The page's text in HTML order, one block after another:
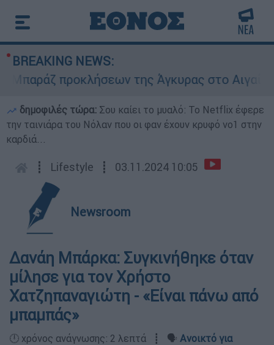
BREAKING NEWS:
προκλήσεων της Άγκυρας στο Αιγαίο:
δημοφιλές τώρα: Σου καίει το μυαλό: Το Netflix έφερε
την ταινιάρα του Νόλαν που οι φαν έχουν κρυφό νο1 στην
καρδιά...
┋ Lifestyle ┋ 03.11.2024 10:05
Newsroom
Δανάη Μπάρκα: Συγκινήθηκε όταν
μίλησε για τον Χρήστο
Χατζηπαναγιώτη - «Είναι πάνω από
μπαμπάς»
🕛 χρόνος ανάγνωσης: 2 λεπτά ┋ 🗣️ Ανοικτό για